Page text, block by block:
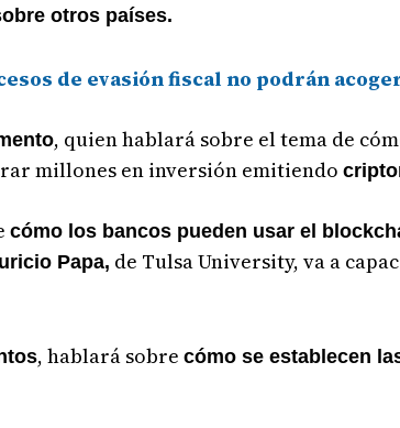
otros países.
de evasión fiscal no podrán
, quien hablará sobre el tema de
millones en inversión emitiendo
cómo los bancos pueden usar el
Papa, de Tulsa University, va a
, hablará sobrecómo se establecen